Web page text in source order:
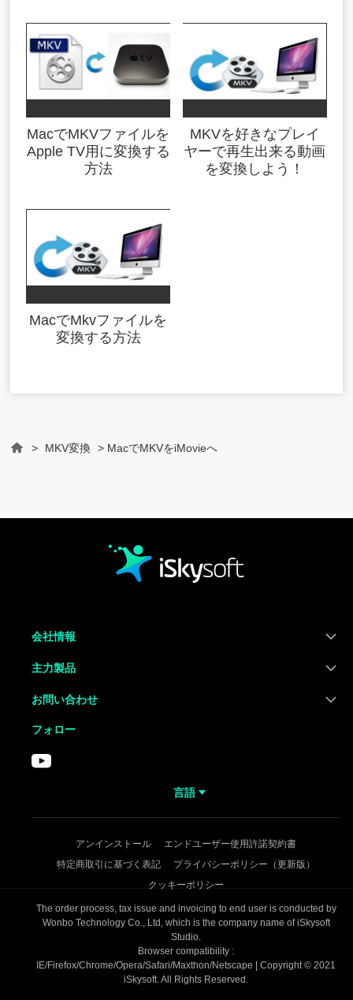
MacでMKVファイルを
Apple TV用に変換する
方法
MKVを好きなプレイ
ヤーで再生出来る動画
を変換しよう！
MacでMkvファイルを
変換する方法
> MKV変換 > MacでMKVをiMovieへ
会社情報
主力製品
お問い合わせ
フォロー
言語
アンインストール
エンドユーザー使用許諾契約書
特定商取引に基づく表記
プライバシーポリシー（更新版）
クッキーポリシー
The order process, tax issue and invoicing to end user is conducted by
Wonbo Technology Co., Ltd, which is the company name of iSkysoft
Studio.
Browser compatibility :
IE/Firefox/Chrome/Opera/Safari/Maxthon/Netscape | Copyright © 2021
iSkysoft. All Rights Reserved.